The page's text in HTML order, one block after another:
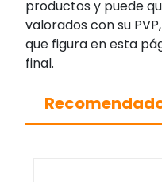
productos y puede
valorados con su
que figura en esta
final.